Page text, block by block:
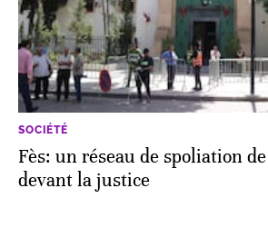
SOCIÉTÉ
Fès: un réseau de spoliation
devant la justice